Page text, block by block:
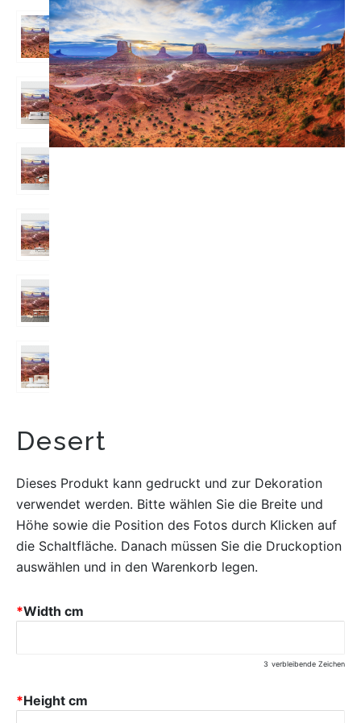
Desert
Dieses Produkt kann gedruckt und zur Dekoration
verwendet werden. Bitte wählen Sie die Breite und
Höhe sowie die Position des Fotos durch Klicken auf
die Schaltfläche. Danach müssen Sie die Druckoption
auswählen und in den Warenkorb legen.
*Width cm
3 verbleibende Zeichen
*Height cm